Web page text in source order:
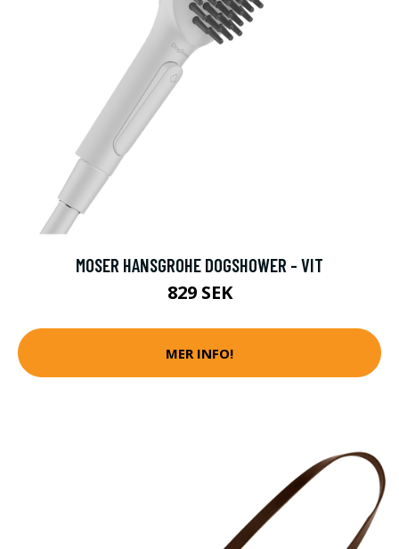
MOSER HANSGROHE DOGSHOWER - VIT
829 SEK
MER INFO!